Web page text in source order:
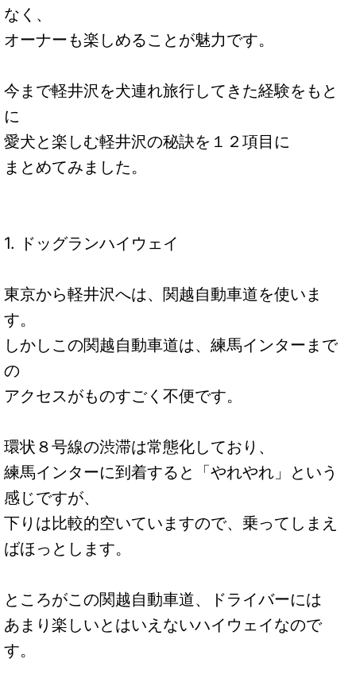
なく、
オーナーも楽しめることが魅力です。
今まで軽井沢を犬連れ旅行してきた経験をもと
に
愛犬と楽しむ軽井沢の秘訣を１２項目に
まとめてみました。
1. ドッグランハイウェイ
東京から軽井沢へは、関越自動車道を使いま
す。
しかしこの関越自動車道は、練馬インターまで
の
アクセスがものすごく不便です。
環状８号線の渋滞は常態化しており、
練馬インターに到着すると「やれやれ」という
感じですが、
下りは比較的空いていますので、乗ってしまえ
ばほっとします。
ところがこの関越自動車道、ドライバーには
あまり楽しいとはいえないハイウェイなので
す。